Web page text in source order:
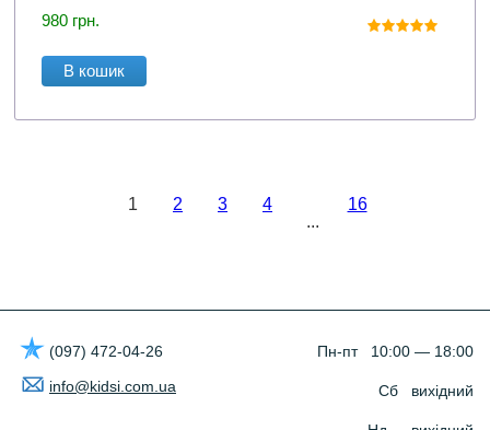
980 грн.
В кошик
1 2 3
4
...
16
(097) 472-04-26
info@kidsi.com.ua
Пн-пт 10:00 — 18:00
Сб вихідний